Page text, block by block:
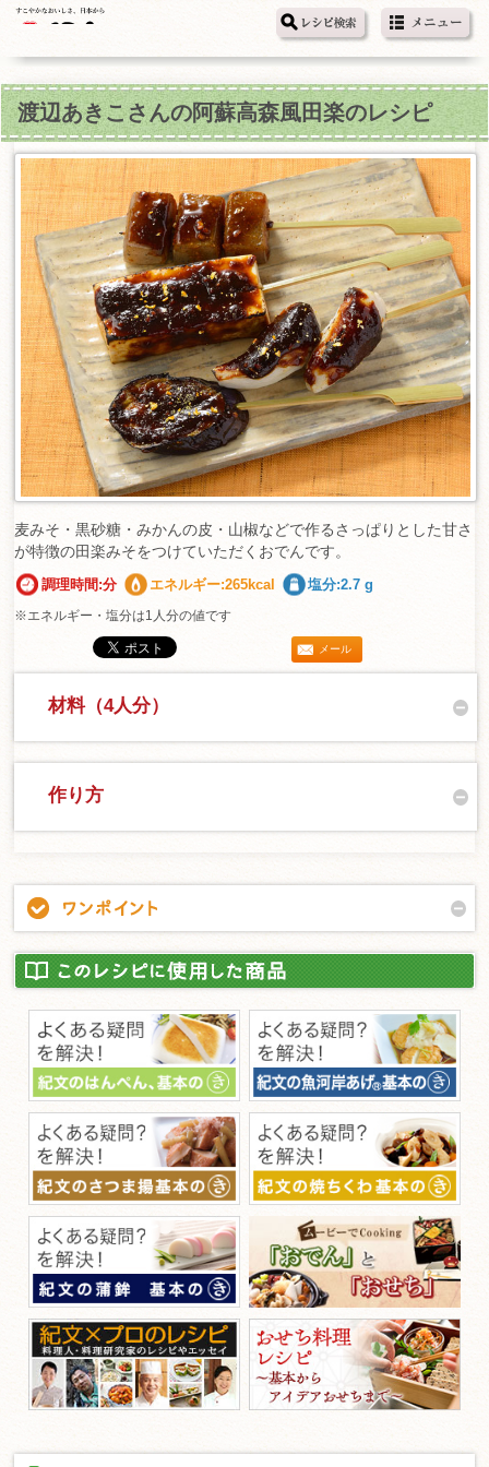
渡辺あきこさんの阿蘇高森風田楽のレシピ
麦みそ・黒砂糖・みかんの皮・山椒などで作るさっぱりとした甘さ
が特徴の田楽みそをつけていただくおでんです。
調理時間:分 エネルギー:265kcal 塩分:2.7 g
※エネルギー・塩分は1人分の値です
メール
材料（4人分）
作り方